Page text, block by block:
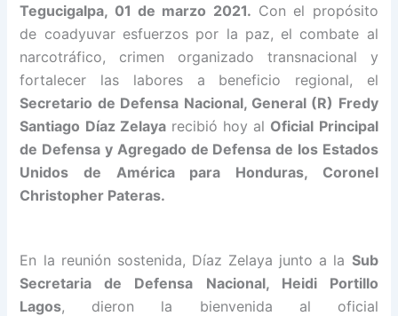
Tegucigalpa, 01 de marzo 2021. Con el propósito
de coadyuvar esfuerzos por la paz, el combate al
narcotráfico, crimen organizado transnacional y
fortalecer las labores a beneficio regional, el
Secretario de Defensa Nacional, General (R) Fredy
Santiago Díaz Zelayarecibió hoy al Oficial Principal
de Defensa y Agregado de Defensa de los Estados
Unidos de América para Honduras, Coronel
Christopher Pateras.
En la reunión sostenida, Díaz Zelaya junto a la Sub
Secretaria de Defensa Nacional, Heidi Portillo
Lagos, dieron la bienvenida al oficial